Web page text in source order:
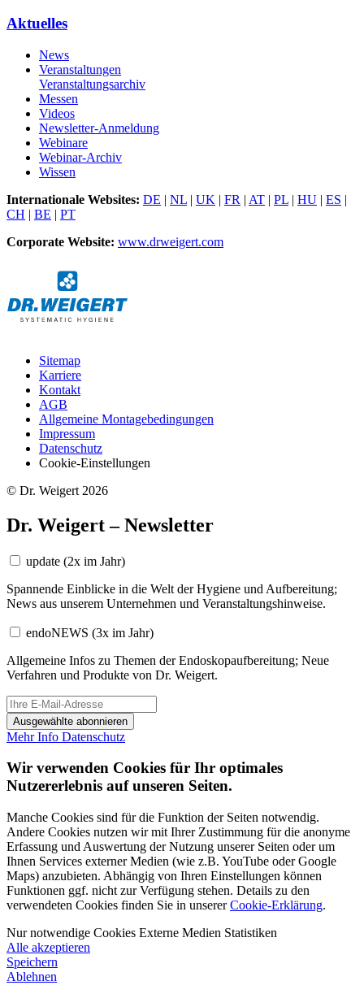
Aktuelles
News
Veranstaltungen
Veranstaltungsarchiv
Messen
Videos
Newsletter-Anmeldung
Webinare
Webinar-Archiv
Wissen
Internationale Websites: DE | NL | UK | FR | AT | PL | HU | ES |
CH | BE | PT
Corporate Website: www.drweigert.com
Sitemap
Karriere
Kontakt
AGB
Allgemeine Montagebedingungen
Impressum
Datenschutz
Cookie-Einstellungen
© Dr. Weigert 2026
Dr. Weigert – Newsletter
update (2x im Jahr)
Spannende Einblicke in die Welt der Hygiene und Aufbereitung;
News aus unserem Unternehmen und Veranstaltungshinweise.
endoNEWS (3x im Jahr)
Allgemeine Infos zu Themen der Endoskopaufbereitung; Neue
Verfahren und Produkte von Dr. Weigert.
Ausgewählte abonnieren
Mehr Info Datenschutz
Wir verwenden Cookies für Ihr optimales
Nutzererlebnis auf unseren Seiten.
Manche Cookies sind für die Funktion der Seiten notwendig.
Andere Cookies nutzen wir mit Ihrer Zustimmung für die anonyme
Erfassung und Auswertung der Nutzung unserer Seiten oder um
Ihnen Services externer Medien (wie z.B. YouTube oder Google
Maps) anzubieten. Abhängig von Ihren Einstellungen können
Funktionen ggf. nicht zur Verfügung stehen. Details zu den
verwendeten Cookies finden Sie in unsererCookie-Erklärung.
Nur notwendige Cookies Externe Medien Statistiken
Alle akzeptieren
Speichern
Ablehnen